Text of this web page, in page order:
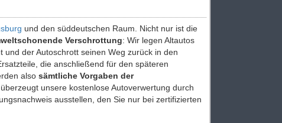
und den süddeutschen Raum. Nicht nur ist die
Verschrottung: Wir legen Altautos
der Autoschrott seinen Weg zurück in den
die anschließend für den späteren
alsosämtliche Vorgaben der
unsere kostenlose Autoverwertung durch
ausstellen, den Sie nur bei zertifizierten